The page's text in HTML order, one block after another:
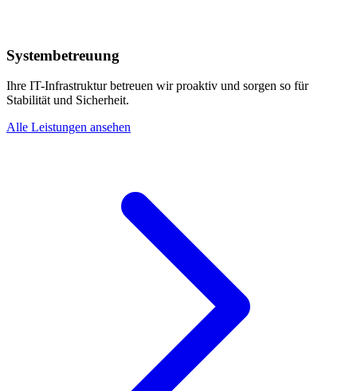
Systembetreuung
Ihre IT-Infrastruktur betreuen wir proaktiv und sorgen so für
Stabilität und Sicherheit.
Alle Leistungen ansehen